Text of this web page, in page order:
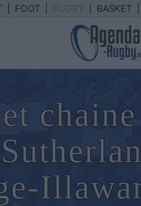
FOOT BASKET